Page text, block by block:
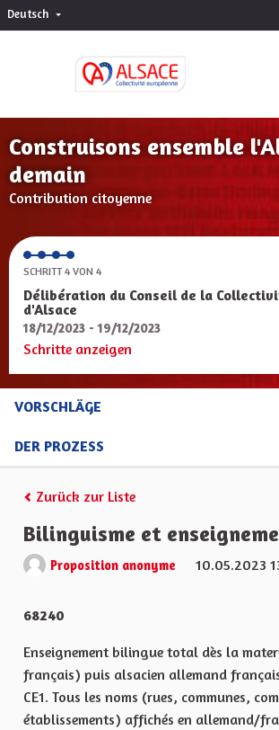
Deutsch Choisir la langue
Construisons ensemble
demain
Contribution citoyenne
SCHRITT 4 VON 4
Délibération du Conseil de la
d'Alsace
18/12/2023 - 19/12/2023
Schritte anzeigen
VORSCHLÄGE
DER PROZESS
Zurück zur Liste
Bilinguisme et
Proposition anonyme
10.05.2023
68240
Enseignement bilingue total dès la
français) puis alsacien allemand
CE1. Tous les noms (rues, communes,
établissements) affichés en allemand/